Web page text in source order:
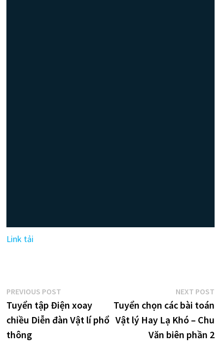
Link tải
Điều
hướng
bài
PREVIOUS POSTPrevious
post:
Tuyển tập Điện xoay
chiều Diễn đàn Vật lí phổ
thông
NEXT POST
Tuyển chọn các bài toán
Vật lý Hay Lạ Khó – Chu
Văn biên phần 2